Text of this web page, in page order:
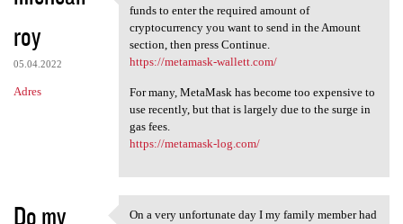
roy
05.04.2022
Adres
The wallet address external
funds to enter the required amount of
cryptocurrency you want to send in the Amount
section, then press Continue.
https://metamask-wallett.com/
For many, MetaMask has become too expensive to
use recently, but that is largely due to the surge in
gas fees.
https://metamask-log.com/
Do my
On a very unfortunate day I my family member had